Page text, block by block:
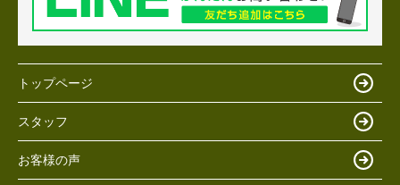
トップページ
スタッフ
お客様の声